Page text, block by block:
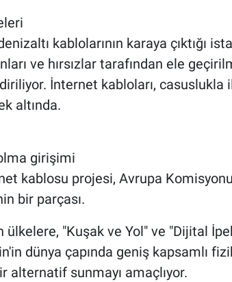
kablolarının karaya çıktığı
ve hırsızlar tarafından ele
İnternet kabloları, casuslukla
altında.
girişimi
kablosu projesi, Avrupa
bir parçası.
ülkelere, "Kuşak ve Yol" ve "Dijital
dünya çapında geniş kapsamlı
alternatif sunmayı amaçlıyor.